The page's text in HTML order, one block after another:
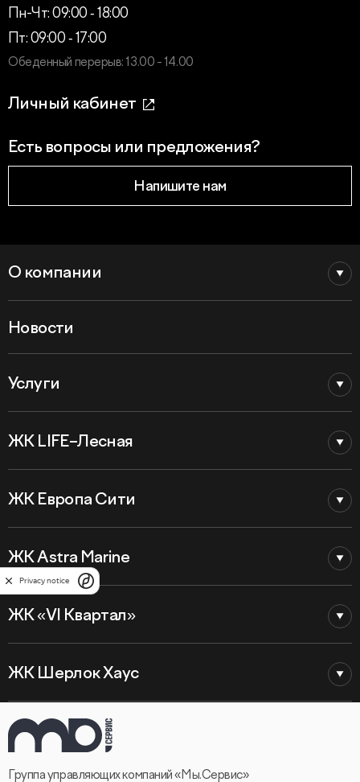
Пн-Чт: 09:00 ‑ 18:00
Пт: 09:00 ‑ 17:00
Обеденный перерыв: 13.00 - 14.00
Личный кабинет
Есть вопросы или предложения?
Напишите нам
О компании
Новости
Услуги
ЖК LIFE–Лесная
ЖК Европа Сити
ЖК Astra Marine
ЖК «VI Квартал»
ЖК Шерлок Хаус
Группа управляющих компаний «Мы.Сервис»
Privacy notice